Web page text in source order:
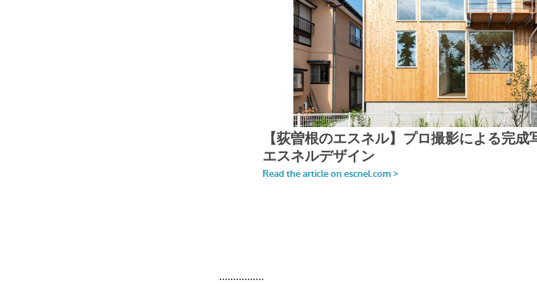
................